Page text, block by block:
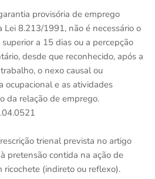
provisória de emprego
8.213/1991, não é necessário o
a 15 dias ou a percepção
desde que reconhecido, após a
o nexo causal ou
ocupacional e as atividades
da relação de emprego.
trienal prevista no artigo
pretensão contida na ação de
ricochete (indireto ou reflexo).